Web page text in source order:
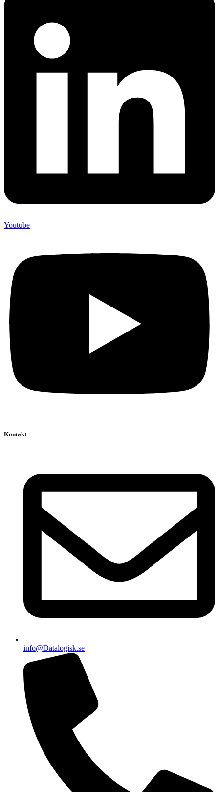
Youtube
Kontakt
info@Datalogisk.se